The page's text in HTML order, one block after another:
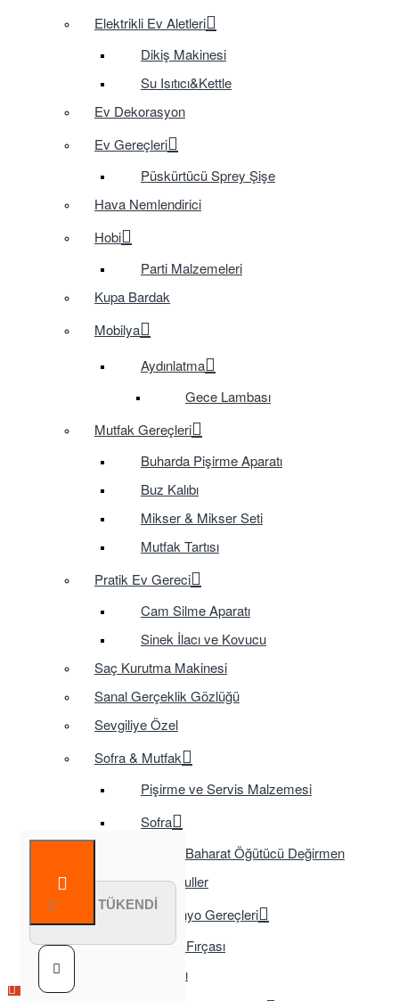
Elektrikli Ev Aletleri
Dikiş Makinesi
Su Isıtıcı&Kettle
Ev Dekorasyon
Ev Gereçleri
Püskürtücü Sprey Şişe
Hava Nemlendirici
Hobi
Parti Malzemeleri
Kupa Bardak
Mobilya
Aydınlatma
Gece Lambası
Mutfak Gereçleri
Buharda Pişirme Aparatı
Buz Kalıbı
Mikser & Mikser Seti
Mutfak Tartısı
Pratik Ev Gereci
Cam Silme Aparatı
Sinek İlacı ve Kovucu
Saç Kurutma Makinesi
Sanal Gerçeklik Gözlüğü
Sevgiliye Özel
Sofra & Mutfak
Pişirme ve Servis Malzemesi
Sofra
Baharat Öğütücü Değirmen
Tasarruflu Ampuller
Temizlik ve Banyo Gereçleri
Tuvalet Fırçası
TV Aksesuarları
STOK TÜKENDİ
Çok Satılan Ürün
Çok Satılan Ürün
Çok Satılan Ürün
Çok Satılan Ürün